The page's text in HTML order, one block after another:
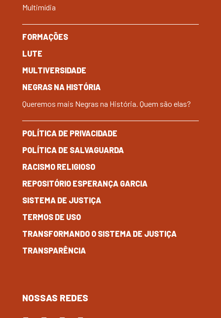
Multimídia
FORMAÇÕES
LUTE
MULTIVERSIDADE
NEGRAS NA HISTÓRIA
Queremos mais Negras na História. Quem são elas?
POLÍTICA DE PRIVACIDADE
POLÍTICA DE SALVAGUARDA
RACISMO RELIGIOSO
REPOSITÓRIO ESPERANÇA GARCIA
SISTEMA DE JUSTIÇA
TERMOS DE USO
TRANSFORMANDO O SISTEMA DE JUSTIÇA
TRANSPARÊNCIA
NOSSAS REDES